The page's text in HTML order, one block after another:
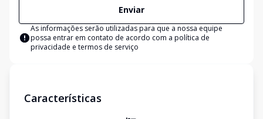
Enviar
As informações serão utilizadas para que a nossa equipe
possa entrar em contato de acordo com a política de
privacidade e termos de serviço
Características